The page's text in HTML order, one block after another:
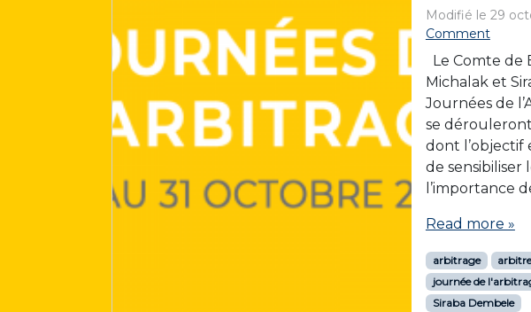
Modifié le 29
Comment
Le Comte de
Michalak et
Journées de
se
dont l’objectif
de sensibiliser
l’importance
Read more »
arbitrage
journée de
Siraba Dembele